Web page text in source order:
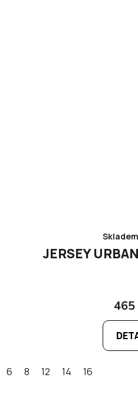
JERSEY
465
6 8 12 14 16